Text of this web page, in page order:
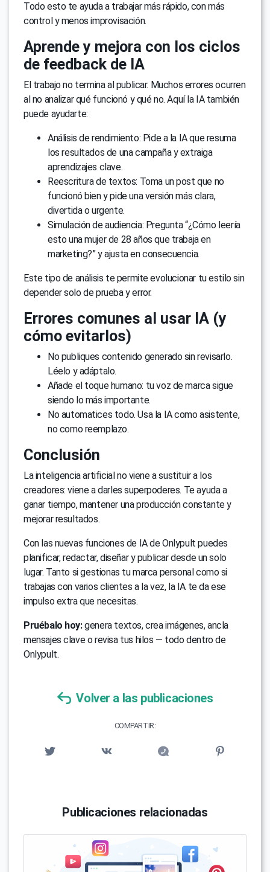
Todo esto te ayuda a trabajar más rápido, con más
control y menos improvisación.
Aprende y mejora con los ciclos
de feedback de IA
El trabajo no termina al publicar. Muchos errores ocurren
al no analizar qué funcionó y qué no. Aquí la IA también
puede ayudarte:
Análisis de rendimiento: Pide a la IA que resuma
los resultados de una campaña y extraiga
aprendizajes clave.
Reescritura de textos: Toma un post que no
funcionó bien y pide una versión más clara,
divertida o urgente.
Simulación de audiencia: Pregunta “¿Cómo leería
esto una mujer de 28 años que trabaja en
marketing?” y ajusta en consecuencia.
Este tipo de análisis te permite evolucionar tu estilo sin
depender solo de prueba y error.
Errores comunes al usar IA (y
cómo evitarlos)
No publiques contenido generado sin revisarlo.
Léelo y adáptalo.
Añade el toque humano: tu voz de marca sigue
siendo lo más importante.
No automatices todo. Usa la IA como asistente,
no como reemplazo.
Conclusión
La inteligencia artificial no viene a sustituir a los
creadores: viene a darles superpoderes. Te ayuda a
ganar tiempo, mantener una producción constante y
mejorar resultados.
Con las nuevas funciones de IA de Onlypult puedes
planificar, redactar, diseñar y publicar desde un solo
lugar. Tanto si gestionas tu marca personal como si
trabajas con varios clientes a la vez, la IA te da ese
impulso extra que necesitas.
Pruébalo hoy:genera textos, crea imágenes, ancla
mensajes clave o revisa tus hilos — todo dentro de
Onlypult.
Volver a las publicaciones
COMPARTIR:
Publicaciones relacionadas